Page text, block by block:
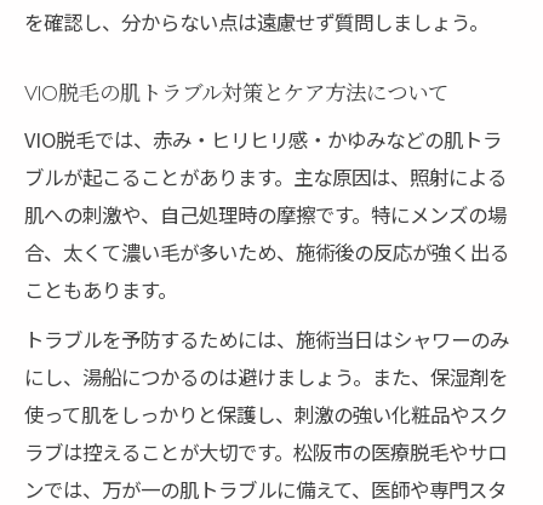
を確認し、分からない点は遠慮せず質問しましょう。
VIO脱毛の肌トラブル対策とケア方法について
VIO脱毛では、赤み・ヒリヒリ感・かゆみなどの肌トラ
ブルが起こることがあります。主な原因は、照射による
肌への刺激や、自己処理時の摩擦です。特にメンズの場
合、太くて濃い毛が多いため、施術後の反応が強く出る
こともあります。
トラブルを予防するためには、施術当日はシャワーのみ
にし、湯船につかるのは避けましょう。また、保湿剤を
使って肌をしっかりと保護し、刺激の強い化粧品やスク
ラブは控えることが大切です。松阪市の医療脱毛やサロ
ンでは、万が一の肌トラブルに備えて、医師や専門スタ